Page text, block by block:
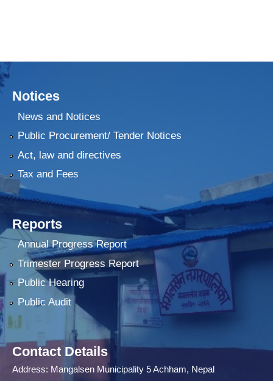
Notices
News and Notices
Public Procurement/ Tender Notices
Act, law and directives
Tax and Fees
Reports
Annual Progress Report
Trimester Progress Report
Public Hearing
Public Audit
Contact Details
Address: Mangalsen Municipality 5 Achham, Nepal